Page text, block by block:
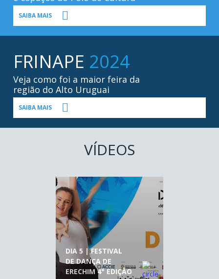
SAIBA MAIS
FRINAPE 2024
Veja como foi a maior feira da
região do Alto Uruguai
SAIBA MAIS
VÍDEOS
DIA 5 | FESTIVAL
DE DANÇA DE
ERECHIM 4° EDIÇÃO